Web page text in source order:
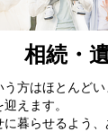
相続・
方はほとんどい
えます。
暮らせるよう